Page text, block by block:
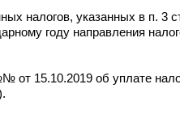
налогов, указанных в п. 3
году направления
от 15.10.2019 об уплате